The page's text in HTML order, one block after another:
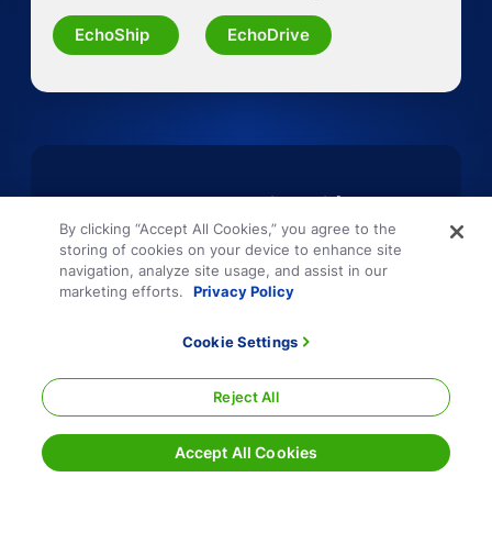
Solicitar presupuesto para otra modalidad
EchoShip EchoDrive
Descarga la aplicación
móvil EchoDrive
By clicking “Accept All Cookies,” you agree to the
storing of cookies on your device to enhance site
navigation, analyze site usage, and assist in our
marketing efforts.
Privacy Policy
Cookie Settings
Reject All
Accept All Cookies